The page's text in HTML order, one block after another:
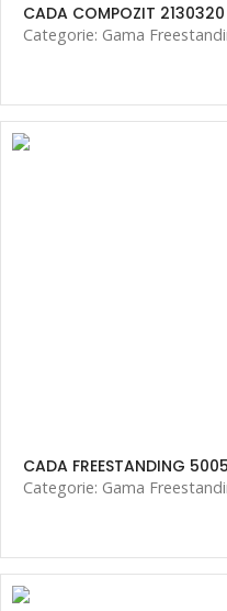
CADA COMPOZIT 2130320
Categorie: Gama
CADA FREESTANDING 5005
Categorie: Gama